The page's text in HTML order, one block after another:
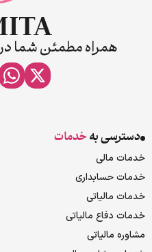
دسترسی بهخدمات
خدمات مالی
خدمات حسابداری
خدمات مالیاتی
خدمات دفاع مالیاتی
مشاوره مالیاتی
همراه مطمئن شما